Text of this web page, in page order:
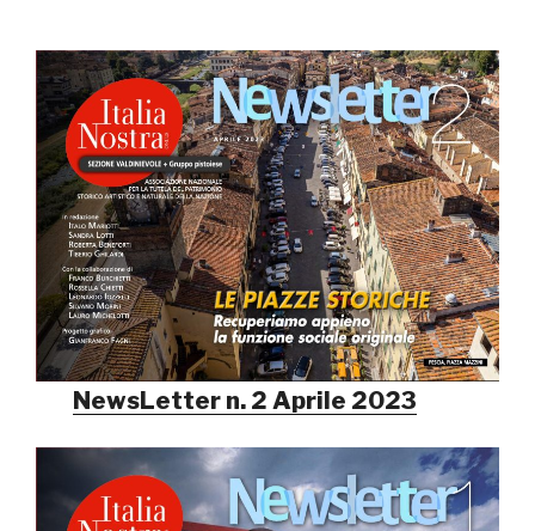
NewsLetter n. 2 Aprile 2023